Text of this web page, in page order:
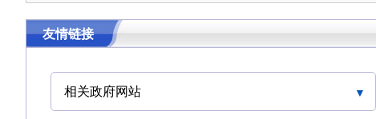
友情链接
相关政府网站